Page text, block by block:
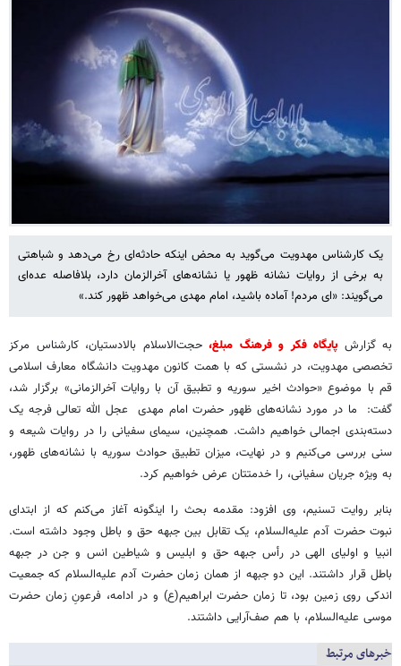
یک کارشناس مهدویت می‌گوید به محض اینکه حادثه‌ای رخ می‌دهد و شباهتی
به برخی از روایات نشانه ظهور یا نشانه‌های آخرالزمان دارد، بلافاصله عده‌ای
می‌گویند: «ای مردم! آماده باشید، امام مهدی می‌خواهد ظهور کند.»
به گزارش پایگاه فکر و فرهنگ مبلغ، حجت‌الاسلام بالادستیان، کارشناس مرکز
تخصصی مهدویت، در نشستی که با همت کانون مهدویت دانشگاه معارف اسلامی
قم با موضوع «حوادث اخیر سوریه و تطبیق آن با روایات آخرالزمانی» برگزار شد،
گفت: ما در مورد نشانه‌های ظهور حضرت امام مهدی عجل الله تعالی فرجه یک
دسته‌بندی اجمالی خواهیم داشت. همچنین، سیمای سفیانی را در روایات شیعه و
سنی بررسی می‌کنیم و در نهایت، میزان تطبیق حوادث سوریه با نشانه‌های ظهور،
به ویژه جریان سفیانی، را خدمتتان عرض خواهیم کرد.
بنابر روایت تسنیم، وی افزود: مقدمه بحث را اینگونه آغاز می‌کنم که از ابتدای
نبوت حضرت آدم علیه‌السلام، یک تقابل بین جبهه حق و باطل وجود داشته است.
انبیا و اولیای الهی در رأس جبهه حق و ابلیس و شیاطین انس و جن در جبهه
باطل قرار داشتند. این دو جبهه از همان زمان حضرت آدم علیه‌السلام که جمعیت
اندکی روی زمین بود، تا زمان حضرت ابراهیم(ع) و در ادامه، فرعونِ زمان حضرت
موسی علیه‌السلام، با هم صف‌آرایی داشتند.
خبرهای مرتبط